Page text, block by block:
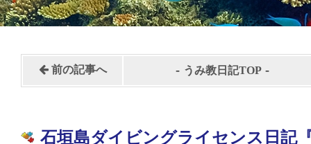
前の記事へ - うみ教日記TOP -
石垣島ダイビングライセンス日記